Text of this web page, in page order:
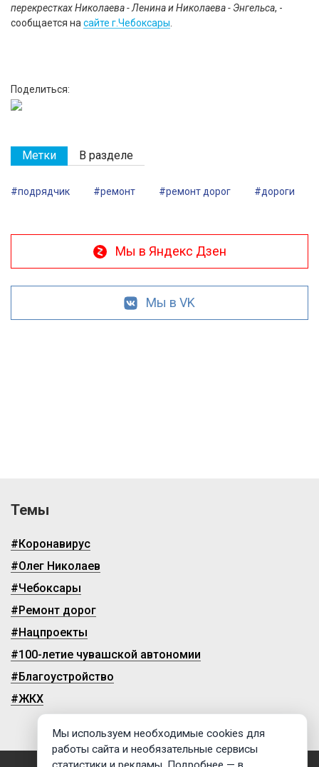
перекрестках Николаева - Ленина и Николаева - Энгельса, -
сообщается на сайте г.Чебоксары
Поделиться:
Метки В разделе
#подрядчик #ремонт #ремонт дорог #дороги
Мы в Яндекс Дзен
Мы в VK
Темы
#Коронавирус
#Олег Николаев
#Чебоксары
#Ремонт дорог
#Нацпроекты
#100-летие чувашской автономии
#Благоустройство
#ЖКХ
Мы используем необходимые cookies для
работы сайта и необязательные сервисы